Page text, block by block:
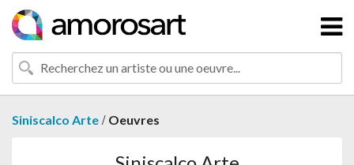
Siniscalco Arte / Oeuvres